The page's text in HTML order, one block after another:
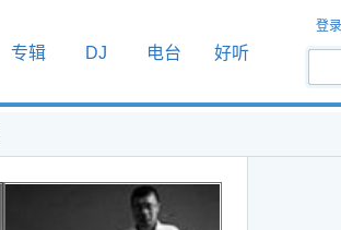
专辑 DJ 电台 好听
登录